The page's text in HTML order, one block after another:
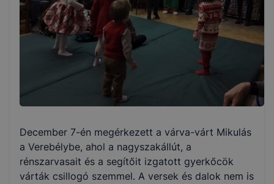
December 7-én megérkezett a várva-várt Mikulás
a Verebélybe, ahol a nagyszakállút, a
rénszarvasait és a segítőit izgatott gyerkőcök
várták csillogó szemmel. A versek és dalok nem is